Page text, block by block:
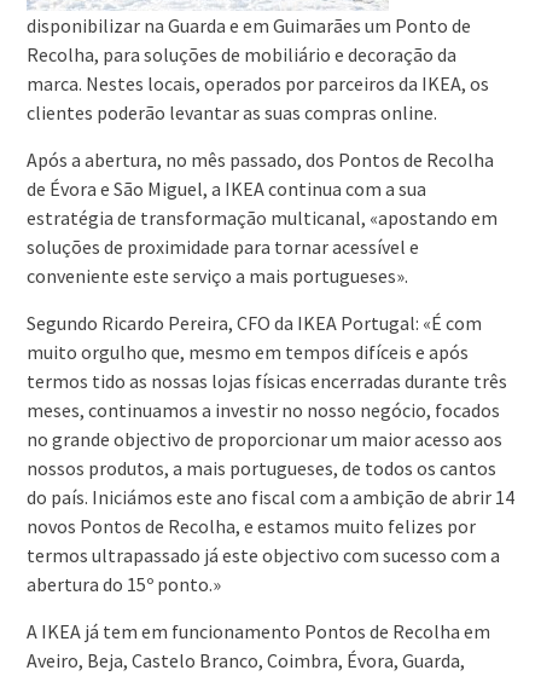
disponibilizar na Guarda e em Guimarães um Ponto de
Recolha, para soluções de mobiliário e decoração da
marca. Nestes locais, operados por parceiros da IKEA, os
clientes poderão levantar as suas compras online.
Após a abertura, no mês passado, dos Pontos de Recolha
de Évora e São Miguel, a IKEA continua com a sua
estratégia de transformação multicanal, «apostando em
soluções de proximidade para tornar acessível e
conveniente este serviço a mais portugueses».
Segundo Ricardo Pereira, CFO da IKEA Portugal: «É com
muito orgulho que, mesmo em tempos difíceis e após
termos tido as nossas lojas físicas encerradas durante três
meses, continuamos a investir no nosso negócio, focados
no grande objectivo de proporcionar um maior acesso aos
nossos produtos, a mais portugueses, de todos os cantos
do país. Iniciámos este ano fiscal com a ambição de abrir 14
novos Pontos de Recolha, e estamos muito felizes por
termos ultrapassado já este objectivo com sucesso com a
abertura do 15º ponto.»
A IKEA já tem em funcionamento Pontos de Recolha em
Aveiro, Beja, Castelo Branco, Coimbra, Évora, Guarda,